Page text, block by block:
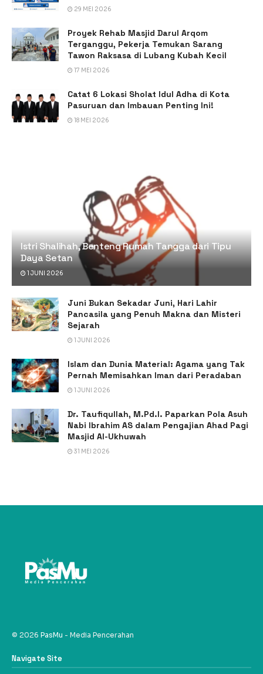
29 MEI 2026
Proyek Rehab Masjid Darul Arqom
Terganggu, Pekerja Temukan Sarang
Tawon Raksasa di Lubang Kubah Kecil
17 MEI 2026
Catat 6 Lokasi Sholat Idul Adha di Kota
Pasuruan dan Imbauan Penting Ini!
18 MEI 2026
Istri Shalihah, Benteng Rumah Tangga dari Tipu
Daya Setan
1 JUNI 2026
Juni Bukan Sekadar Juni, Hari Lahir
Pancasila yang Penuh Makna dan Misteri
Sejarah
1 JUNI 2026
Islam dan Dunia Material: Agama yang Tak
Pernah Memisahkan Iman dari Peradaban
1 JUNI 2026
Dr. Taufiqullah, M.Pd.I. Paparkan Pola Asuh
Nabi Ibrahim AS dalam Pengajian Ahad Pagi
Masjid Al-Ukhuwah
31 MEI 2026
© 2026 PasMu - Media Pencerahan
Navigate Site